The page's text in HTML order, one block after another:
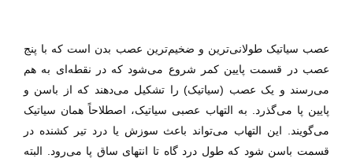
عصب سیاتیک طولانیترین و ضخیم‌ترین عصب بدن است که با پنج
عصب در قسمت پایین کمر شروع می‌شود که در نقطه‌ای به هم
می‌رسند و یک عصب (سیاتیک) را تشکیل می‌دهند که از باسن و
پایین پا می‌گذرد. به التهاب عصبی سیاتیک، اصطلاحاً همان سیاتیک
می‌گویند. این التهاب می‌تواند باعث سوزش یا درد تیر کشنده در
قسمت باسن شود که طول درد گاه تا انتهای ساق پا می‌رود. البته